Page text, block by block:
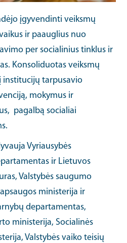
įgyvendinti veiksmų
ir paauglius nuo
per socialinius tinklus ir
Konsoliduotas veiksmų
institucijų tarpusavio
mokymus ir
pagalbą socialiai
Vyriausybės
ir Lietuvos
Valstybės saugumo
ministerija ir
departamentas,
ministerija, Socialinės
Valstybės vaiko teisių